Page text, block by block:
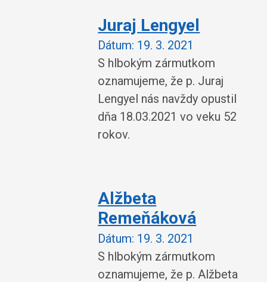
Juraj Lengyel
Dátum: 19. 3. 2021
S hlbokým zármutkom
oznamujeme, že p. Juraj
Lengyel nás navždy opustil
dňa 18.03.2021 vo veku 52
rokov.
Alžbeta
Remeňáková
Dátum: 19. 3. 2021
S hlbokým zármutkom
oznamujeme, že p. Alžbeta